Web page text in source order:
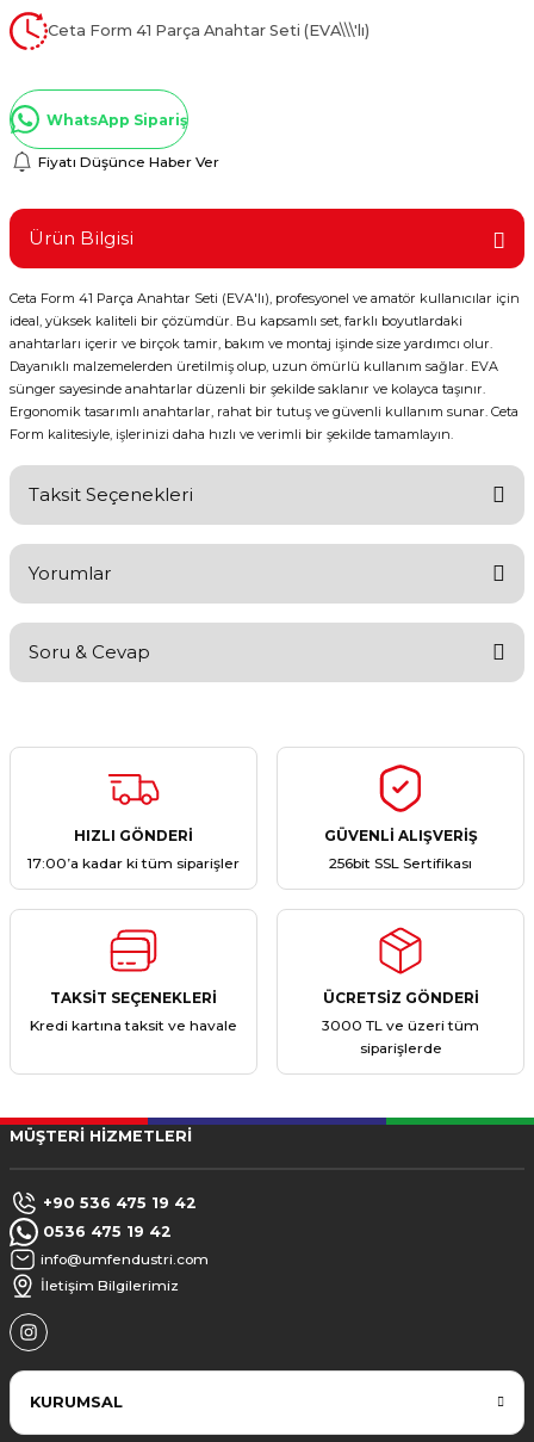
Kaplamalar
Aletleri
Ceta Form 41 Parça Anahtar Seti (EVA\\\'lı)
WhatsApp Sipariş
Fiyatı Düşünce Haber Ver
Ürün Bilgisi
Ceta Form 41 Parça Anahtar Seti (EVA'lı), profesyonel ve amatör kullanıcılar için
ideal, yüksek kaliteli bir çözümdür. Bu kapsamlı set, farklı boyutlardaki
anahtarları içerir ve birçok tamir, bakım ve montaj işinde size yardımcı olur.
Dayanıklı malzemelerden üretilmiş olup, uzun ömürlü kullanım sağlar. EVA
sünger sayesinde anahtarlar düzenli bir şekilde saklanır ve kolayca taşınır.
Ergonomik tasarımlı anahtarlar, rahat bir tutuş ve güvenli kullanım sunar. Ceta
Form kalitesiyle, işlerinizi daha hızlı ve verimli bir şekilde tamamlayın.
Taksit Seçenekleri
Yorumlar
Yorum Yaz
Soru & Cevap
Ürün hakkında henüz soru sorulmamış.
HIZLI GÖNDERİ
17:00’a kadar ki tüm siparişler
GÜVENLİ ALIŞVERİŞ
256bit SSL Sertifikası
TAKSİT SEÇENEKLERİ
Kredi kartına taksit ve havale
ÜCRETSİZ GÖNDERİ
3000 TL ve üzeri tüm
siparişlerde
MÜŞTERİ HİZMETLERİ
+90 536 475 19 42
0536 475 19 42
info@umfendustri.com
İletişim Bilgilerimiz
KURUMSAL